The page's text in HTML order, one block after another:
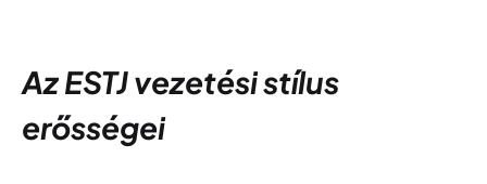
Az ESTJ vezetési stílus
erősségei